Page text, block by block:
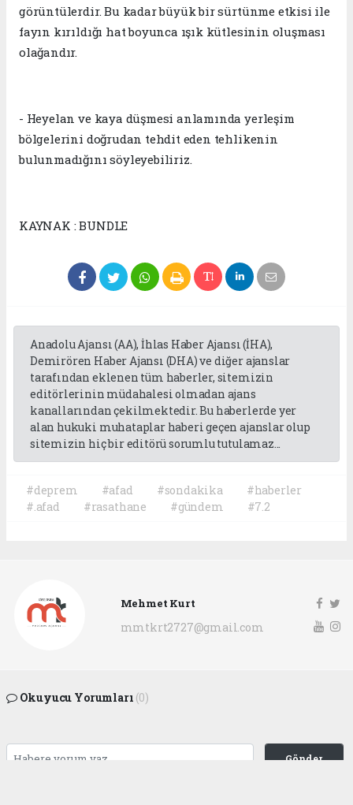
görüntülerdir. Bu kadar büyük bir sürtünme etkisi ile
fayın kırıldığı hat boyunca ışık kütlesinin oluşması
olağandır.
- Heyelan ve kaya düşmesi anlamında yerleşim
bölgelerini doğrudan tehdit eden tehlikenin
bulunmadığını söyleyebiliriz.
KAYNAK : BUNDLE
Anadolu Ajansı (AA), İhlas Haber Ajansı (İHA),
Demirören Haber Ajansı (DHA) ve diğer ajanslar
tarafından eklenen tüm haberler, sitemizin
editörlerinin müdahalesi olmadan ajans
kanallarından çekilmektedir. Bu haberlerde yer
alan hukuki muhataplar haberi geçen ajanslar olup
sitemizin hiç bir editörü sorumlu tutulamaz...
#deprem #afad #sondakika
#haberler
#.afad
#rasathane #gündem #7.2
Mehmet Kurt
mmtkrt2727@gmail.com
Okuyucu Yorumları (0)
Gönder